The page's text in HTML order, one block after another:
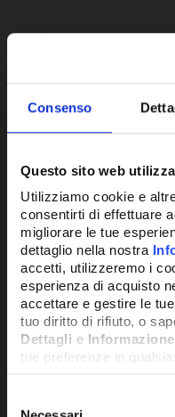
Consenso
Questo sito web
Utilizziamo cookie e
consentirti di effettuare
migliorare le tue
dettaglio nella nostra
accetti, utilizzeremo i
esperienza di acquisto
accettare e gestire le
tuo diritto di rifiuto, o
Dettagli e
tue preferenze in
precedentemente
251,21€+ IVA